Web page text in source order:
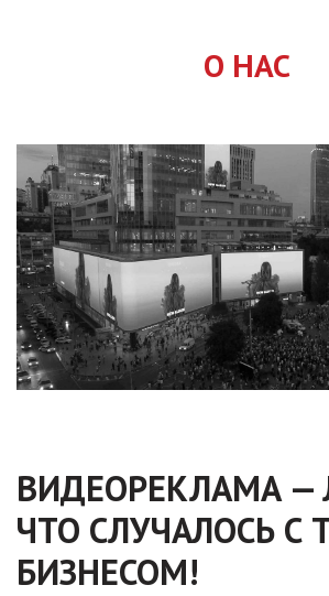
О НАС
ВИДЕОРЕКЛАМА —
ЧТО СЛУЧАЛОСЬ С
БИЗНЕСОМ!